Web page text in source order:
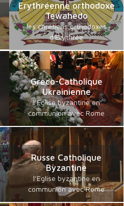
Erythréenne orthodoxe
Tewahedo
les chrétiens orthodoxes
d'Erythrée
Gréco-Catholique
Ukrainienne
l’Eglise byzantine en
communion avec Rome
Russe Catholique
Byzantine
l’Eglise byzantine en
communion avec Rome